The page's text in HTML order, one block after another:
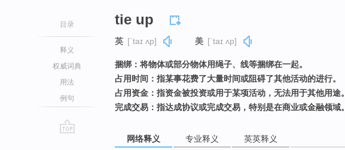
目录
释义
权威词典
用法
例句
tie up
英 [ˈtaɪ ʌp] 美 [ˈtaɪ ʌp]
捆绑：将物体或部分物体用绳子、线等捆绑在一起。
占用时间：指某事花费了大量时间或阻碍了其他活动的进行。
占用资金：指资金被投资或用于某项活动，无法用于其他用途。
完成交易：指达成协议或完成交易，特别是在商业或金融领域。
网络释义 专业释义 英英释义